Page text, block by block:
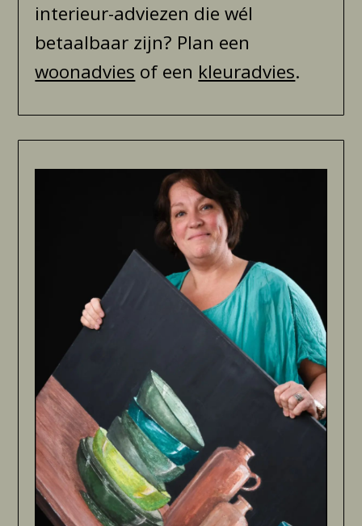
interieur-adviezen die wél
betaalbaar zijn? Plan een
woonadvies of een kleuradvies.